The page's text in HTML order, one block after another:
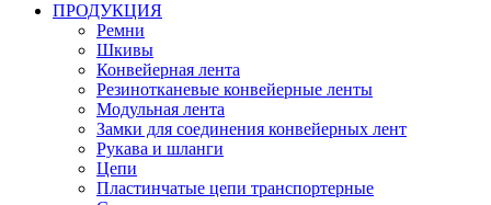
ПРОДУКЦИЯ
Ремни
Шкивы
Конвейерная лента
Резинотканевые конвейерные ленты
Модульная лента
Замки для соединения конвейерных лент
Рукава и шланги
Цепи
Пластинчатые цепи транспортерные